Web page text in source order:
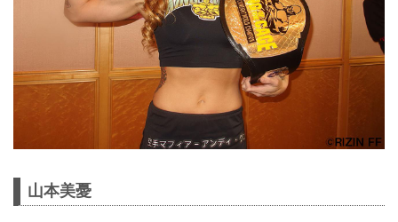
山本美憂